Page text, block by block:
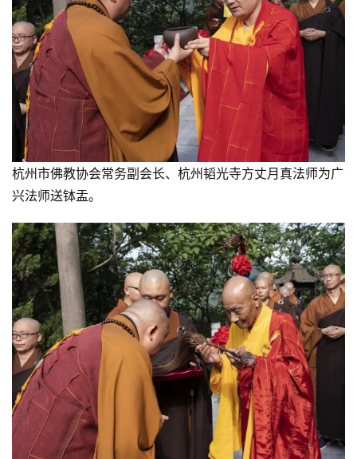
杭州市佛教协会常务副会长、杭州韬光寺方丈月真法师为广
兴法师送钵盂。